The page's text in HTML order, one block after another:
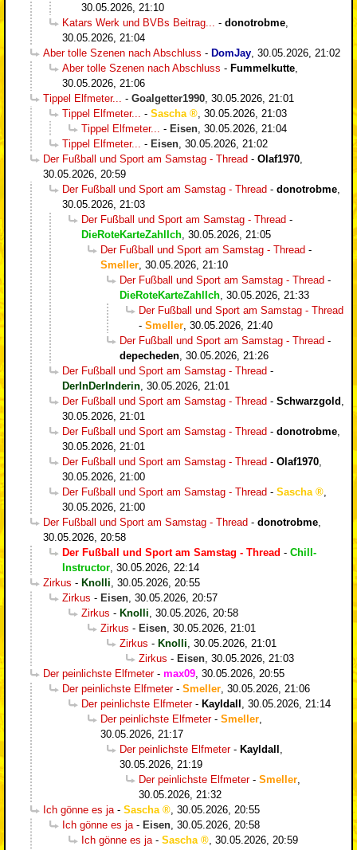
30.05.2026, 21:10
Katars Werk und BVBs Beitrag...
- donotrobme
30.05.2026, 21:04
Aber tolle Szenen nach Abschluss - DomJay 30.05.2026, 21:02
Aber tolle Szenen nach Abschluss - Fummelkutte
30.05.2026, 21:06
Tippel Elfmeter...
- Goalgetter1990 30.05.2026, 21:01
Tippel Elfmeter...
- Sascha
30.05.2026, 21:03
Tippel Elfmeter...
- Eisen 30.05.2026, 21:04
Tippel Elfmeter...
- Eisen 30.05.2026, 21:02
Der Fußball und Sport am Samstag - Thread - Olaf1970
30.05.2026, 20:59
Der Fußball und Sport am Samstag - Thread - donotrobme
30.05.2026, 21:03
Der Fußball und Sport am Samstag - Thread -
DieRoteKarteZahlIch 30.05.2026, 21:05
Der Fußball und Sport am Samstag - Thread -
Smeller 30.05.2026, 21:10
Der Fußball und Sport am Samstag - Thread -
DieRoteKarteZahlIch 30.05.2026, 21:33
Der Fußball und Sport am Samstag - Thread
- Smeller 30.05.2026, 21:40
Der Fußball und Sport am Samstag - Thread -
depecheden 30.05.2026, 21:26
Der Fußball und Sport am Samstag - Thread -
DerInDerInderin 30.05.2026, 21:01
Der Fußball und Sport am Samstag - Thread - Schwarzgold
30.05.2026, 21:01
Der Fußball und Sport am Samstag - Thread - donotrobme
30.05.2026, 21:01
Der Fußball und Sport am Samstag - Thread - Olaf1970
30.05.2026, 21:00
Der Fußball und Sport am Samstag - Thread - Sascha
30.05.2026, 21:00
Der Fußball und Sport am Samstag - Thread - donotrobme
30.05.2026, 20:58
Der Fußball und Sport am Samstag - Thread - Chill-
Instructor 30.05.2026, 22:14
Zirkus - Knolli 30.05.2026, 20:55
Zirkus - Eisen 30.05.2026, 20:57
Zirkus - Knolli 30.05.2026, 20:58
Zirkus - Eisen 30.05.2026, 21:01
Zirkus - Knolli 30.05.2026, 21:01
Zirkus - Eisen 30.05.2026, 21:03
Der peinlichste Elfmeter- max09 30.05.2026, 20:55
Der peinlichste Elfmeter- Smeller 30.05.2026, 21:06
Der peinlichste Elfmeter- Kayldall
30.05.2026, 21:14
Der peinlichste Elfmeter- Smeller
30.05.2026, 21:17
Der peinlichste Elfmeter- Kayldall
30.05.2026, 21:19
Der peinlichste Elfmeter- Smeller
30.05.2026, 21:32
Ich gönne es ja - Sascha
30.05.2026, 20:55
Ich gönne es ja - Eisen 30.05.2026, 20:58
Ich gönne es ja - Sascha
30.05.2026, 20:59